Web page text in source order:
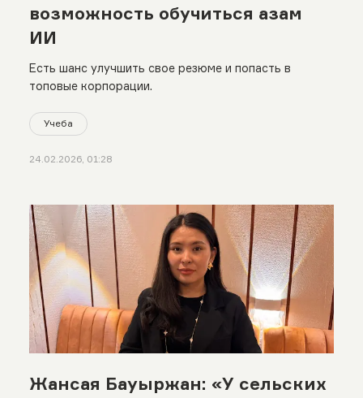
возможность обучиться азам
ИИ
Есть шанс улучшить свое резюме и попасть в
топовые корпорации.
Учеба
24.02.2026, 01:28
Жансая Бауыржан: «У сельских